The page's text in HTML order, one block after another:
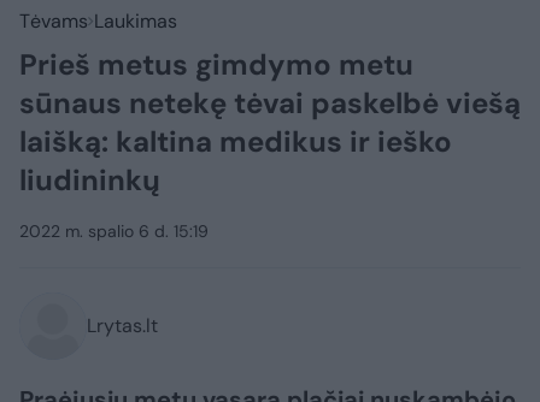
Tėvams Laukimas
Prieš metus gimdymo metu
sūnaus netekę tėvai paskelbė viešą
laišką: kaltina medikus ir ieško
liudininkų
2022 m. spalio 6 d. 15:19
Lrytas.lt